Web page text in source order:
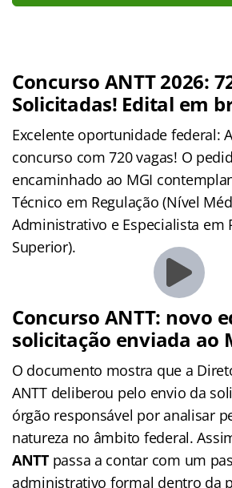
Concurso ANTT 2026:
Solicitadas! Edital em
Excelente oportunidade federal:
concurso com 720 vagas! O
encaminhado ao MGI
Técnico em Regulação (Nível
Administrativo e Especialista em
Superior).
Concurso ANTT: novo
solicitação enviada ao
O documento mostra que a
ANTT deliberou pelo envio da
órgão responsável por analisar
natureza no âmbito federal.
ANTTpassa a contar com um
administrativo formal dentro da